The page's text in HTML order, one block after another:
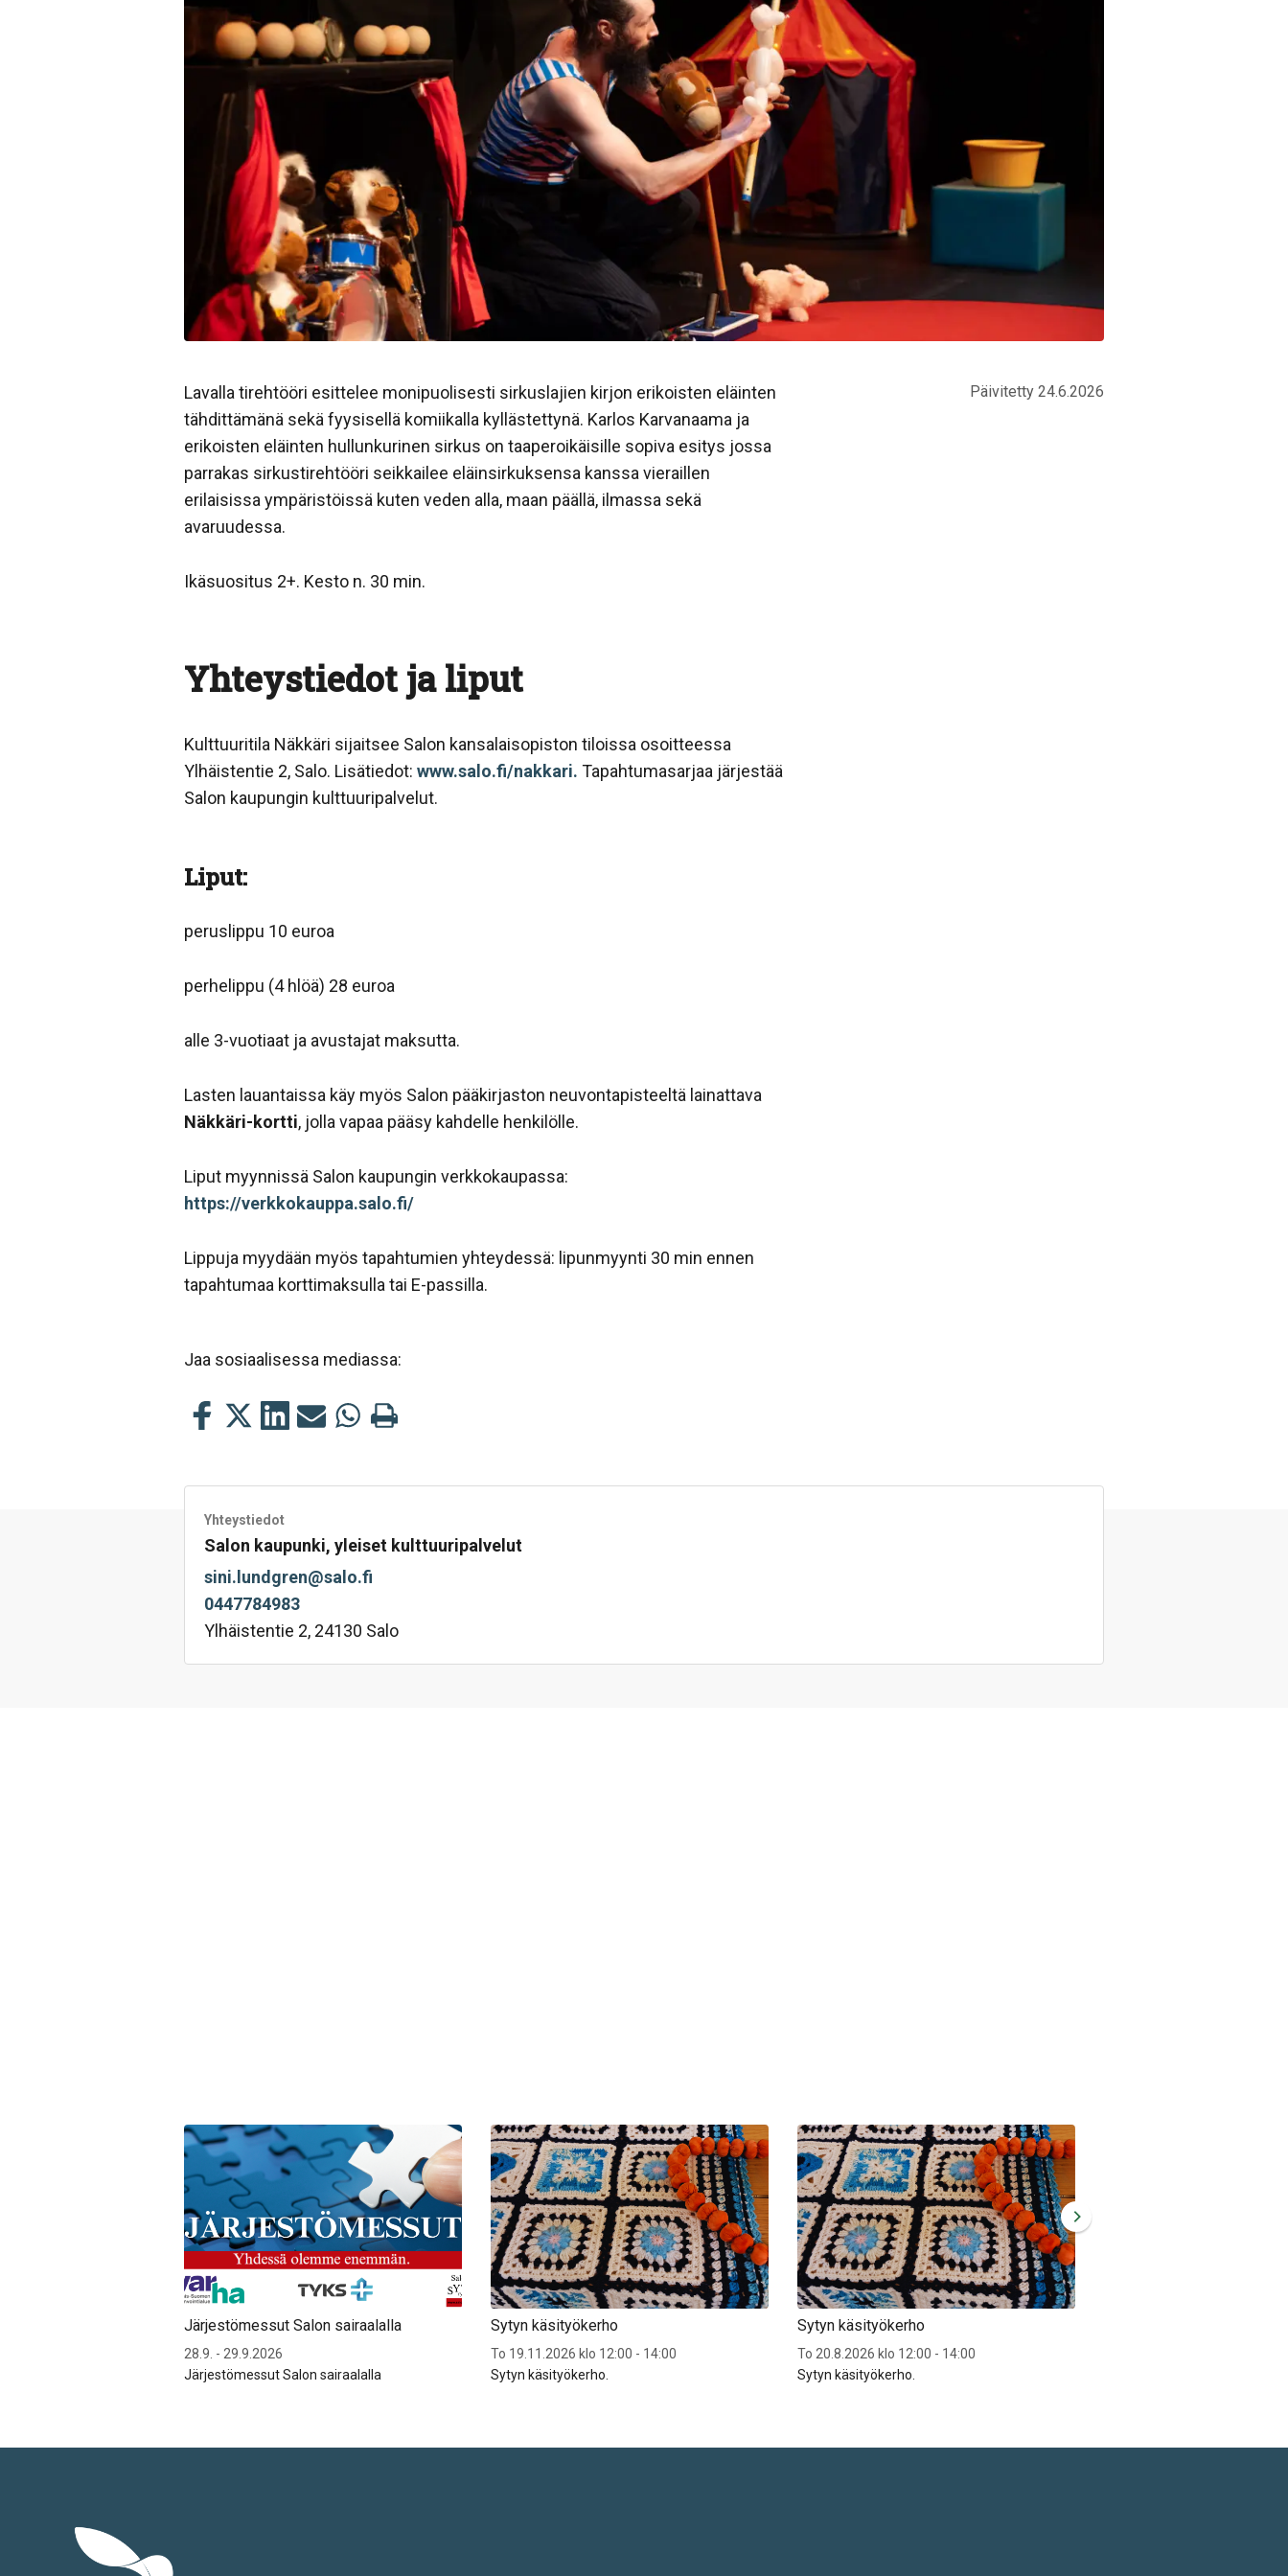
Lavalla tirehtööri esittelee monipuolisesti sirkuslajien kirjon erikoisten eläinten
tähdittämänä sekä fyysisellä komiikalla kyllästettynä. Karlos Karvanaama ja
erikoisten eläinten hullunkurinen sirkus on taaperoikäisille sopiva esitys jossa
parrakas sirkustirehtööri seikkailee eläinsirkuksensa kanssa vieraillen
erilaisissa ympäristöissä kuten veden alla, maan päällä, ilmassa sekä
avaruudessa.
Ikäsuositus 2+. Kesto n. 30 min.
Yhteystiedot ja liput
Kulttuuritila Näkkäri sijaitsee Salon kansalaisopiston tiloissa osoitteessa
Ylhäistentie 2, Salo. Lisätiedot: www.salo.fi/nakkari. Tapahtumasarjaa järjestää
Salon kaupungin kulttuuripalvelut.
Liput:
peruslippu 10 euroa
perhelippu (4 hlöä) 28 euroa
alle 3-vuotiaat ja avustajat maksutta.
Lasten lauantaissa käy myös Salon pääkirjaston neuvontapisteeltä lainattava
Näkkäri-kortti, jolla vapaa pääsy kahdelle henkilölle.
Liput myynnissä Salon kaupungin verkkokaupassa:
https://verkkokauppa.salo.fi/
Lippuja myydään myös tapahtumien yhteydessä: lipunmyynti 30 min ennen
tapahtumaa korttimaksulla tai E-passilla.
Jaa sosiaalisessa mediassa:
Jaa
Jaa
Jaa Jaa Jaa Tulosta
Päivitetty 24.6.2026
Yhteystiedot
Salon kaupunki, yleiset kulttuuripalvelut
sini.lundgren@salo.fi
0447784983
Ylhäistentie 2, 24130 Salo
Järjestömessut Salon sairaalalla
28.9. - 29.9.2026
Järjestömessut Salon sairaalalla
Sytyn käsityökerho
To 19.11.2026 klo 12:00 - 14:00
Sytyn käsityökerho.
Sytyn käsityökerho
To 20.8.2026 klo 12:00 - 14:00
Sytyn käsityökerho.